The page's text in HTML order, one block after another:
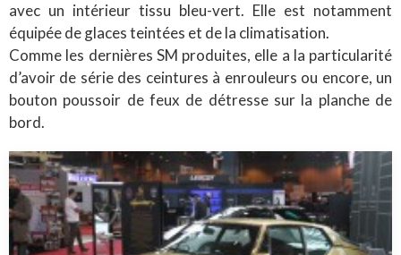
avec un intérieur tissu bleu-vert. Elle est notamment
équipée de glaces teintées et de la climatisation.
Comme les dernières SM produites, elle a la particularité
d’avoir de série des ceintures à enrouleurs ou encore, un
bouton poussoir de feux de détresse sur la planche de
bord.